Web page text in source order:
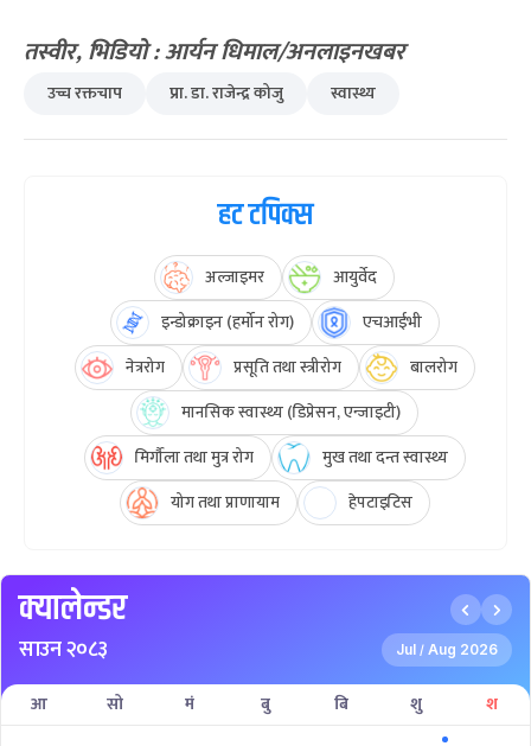
तस्वीर,भिडियो:आर्यन धिमाल/अनलाइनखबर
उच्च रक्तचाप प्रा. डा. राजेन्द्र कोजु स्वास्थ्य
हट टपिक्स
अल्जाइमर
आयुर्वेद
इन्डोक्राइन (हर्मोन रोग)
एचआईभी
नेत्ररोग
प्रसूति तथा स्त्रीरोग
बालरोग
मानसिक स्वास्थ्य (डिप्रेसन, एन्जाइटी)
मिर्गौला तथा मुत्र रोग
मुख तथा दन्त स्वास्थ्य
योग तथा प्राणायाम
हेपटाइटिस
क्यालेन्डर
साउन २०८३ Jul / Aug 2026
आ सो मं बु बि शु श